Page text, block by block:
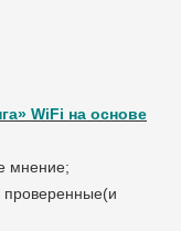
WiFi на основе
мнение;
проверенные(и